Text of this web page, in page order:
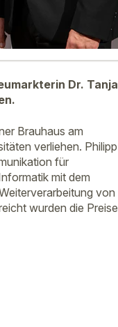
Dr. Tanja
Brauhaus am
verliehen. Philipp
für
mit dem
von
wurden die Preise